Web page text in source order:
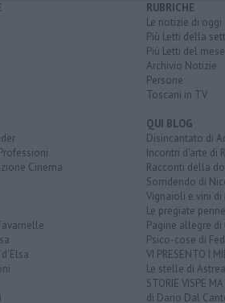
Cinema
RUBRICHE
Le notizie di oggi
Più Letti della
Più Letti del mese
Archivio Notizie
Persone
Toscani in TV
QUI BLOG
Disincantato di
Incontri d'arte di
Racconti della
Sorridendo di
Vignaioli e vini di
Le pregiate
Pagine allegre di
Psico-cose di
VI PRESENTO I
Le stelle di
STORIE VISPE
di Dario Dal